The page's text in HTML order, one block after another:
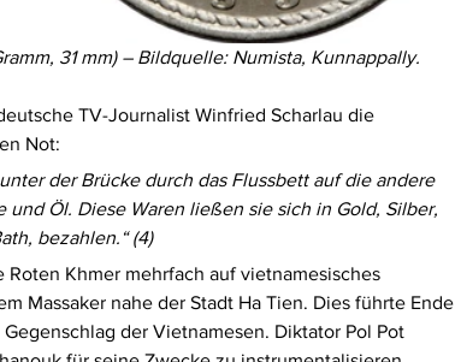
31 mm) – Bildquelle: Numista, Kunnappally.
TV-Journalist Winfried Scharlau die
Not:
der Brücke durch das Flussbett auf die andere
Öl. Diese Waren ließen sie sich in Gold, Silber,
bezahlen.“ (4)
Khmer mehrfach auf vietnamesisches
Massaker nahe der Stadt Ha Tien. Dies führte Ende
der Vietnamesen. Diktator Pol Pot